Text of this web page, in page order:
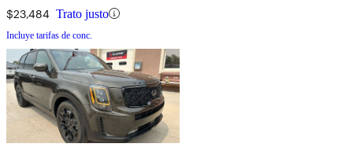
$23,484 Trato justo
Incluye tarifas de conc.